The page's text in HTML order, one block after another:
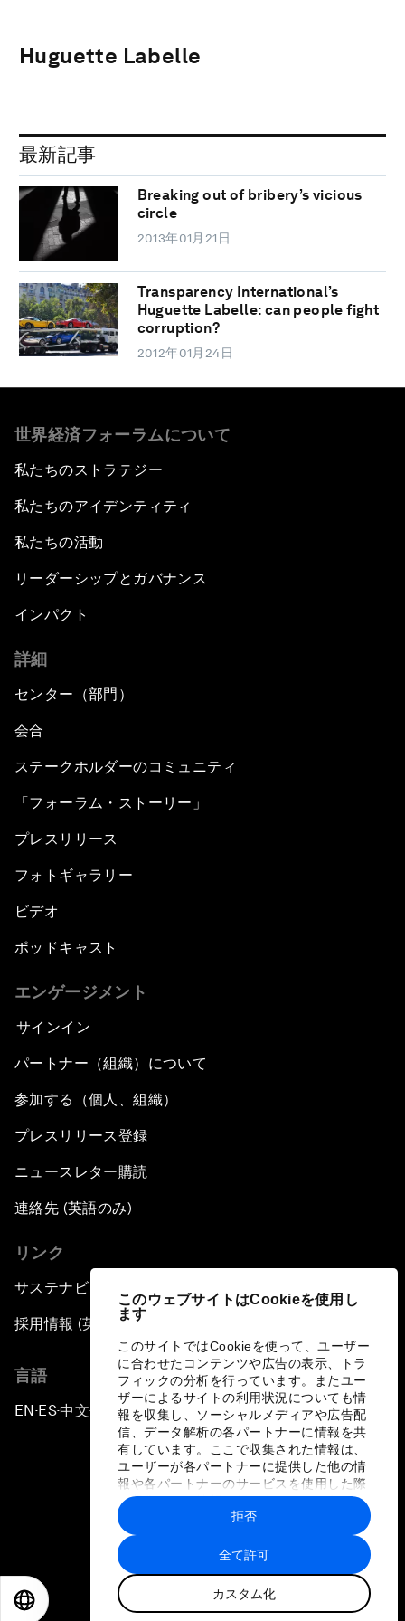
このウェブサイトはCookieを使用し
ます
このサイトではCookieを使って、ユーザー
に合わせたコンテンツや広告の表示、トラ
フィックの分析を行っています。またユー
ザーによるサイトの利用状況についても情
報を収集し、ソーシャルメディアや広告配
信、データ解析の各パートナーに情報を共
有しています。ここで収集された情報は、
ユーザーが各パートナーに提供した他の情
報や各パートナーのサービスを使用した際
に収集された情報と組み合わされ、各パー
トナーによって使用されることがありま
す。
全て許可
カスタム化
拒否
Huguette Labelle
最新記事
Breaking out of bribery’s vicious
circle
2013年01月21日
Transparency International’s
Huguette Labelle: can people fight
corruption?
2012年01月24日
世界経済フォーラムについて
私たちのストラテジー
私たちのアイデンティティ
私たちの活動
リーダーシップとガバナンス
インパクト
詳細
センター（部門）
会合
ステークホルダーのコミュニティ
「フォーラム・ストーリー」
プレスリリース
フォトギャラリー
ビデオ
ポッドキャスト
エンゲージメント
サインイン
パートナー（組織）について
参加する（個人、組織）
プレスリリース登録
ニュースレター購読
連絡先 (英語のみ)
リンク
サステナビリティへの取り組み
採用情報 (英語のみ)
言語
EN ▪ES▪中文▪ 日本語
プライバシーポリシーと利用規約
サイトマップ
©
世界経済フォーラム